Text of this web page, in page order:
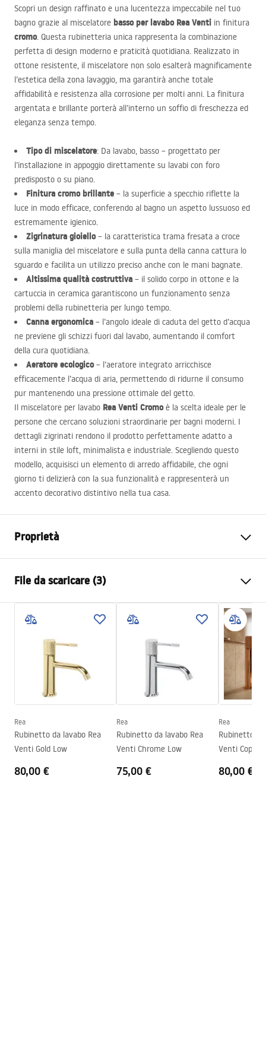
Scopri un design raffinato e una lucentezza impeccabile nel tuo
bagno grazie al miscelatore basso per lavabo Rea Venti in finitura
cromo. Questa rubinetteria unica rappresenta la combinazione
perfetta di design moderno e praticità quotidiana. Realizzato in
ottone resistente, il miscelatore non solo esalterà magnificamente
l’estetica della zona lavaggio, ma garantirà anche totale
affidabilità e resistenza alla corrosione per molti anni. La finitura
argentata e brillante porterà all’interno un soffio di freschezza ed
eleganza senza tempo.
Tipo di miscelatore: Da lavabo, basso – progettato per
l’installazione in appoggio direttamente su lavabi con foro
predisposto o su piano.
Finitura cromo brillante – la superficie a specchio riflette la
luce in modo efficace, conferendo al bagno un aspetto lussuoso ed
estremamente igienico.
Zigrinatura gioiello– la caratteristica trama fresata a croce
sulla maniglia del miscelatore e sulla punta della canna cattura lo
sguardo e facilita un utilizzo preciso anche con le mani bagnate.
Altissima qualità costruttiva – il solido corpo in ottone e la
cartuccia in ceramica garantiscono un funzionamento senza
problemi della rubinetteria per lungo tempo.
Canna ergonomica – l’angolo ideale di caduta del getto d’acqua
ne previene gli schizzi fuori dal lavabo, aumentando il comfort
della cura quotidiana.
Aeratore ecologico– l’aeratore integrato arricchisce
efficacemente l’acqua di aria, permettendo di ridurne il consumo
pur mantenendo una pressione ottimale del getto.
Il miscelatore per lavabo Rea Venti Cromoè la scelta ideale per le
persone che cercano soluzioni straordinarie per bagni moderni. I
dettagli zigrinati rendono il prodotto perfettamente adatto a
interni in stile loft, minimalista e industriale. Scegliendo questo
modello, acquisisci un elemento di arredo affidabile, che ogni
giorno ti delizierà con la sua funzionalità e rappresenterà un
accento decorativo distintivo nella tua casa.
Proprietà
Metodo di installazione
Colore
Cromo
Tipo di bocca
Fissa
Materiale
Ottone
Gamma beccuccio
mm
Tecnologia del rivestimento
Chrome plating
Diametro di connessione
Garanzia
5 anni
File da scaricare (3)
Condizioni di garanzia
Istruzioni di montaggio
faucet.pdf
Informazioni sulla sicurezza
Rea
Rubinetto da lavabo Rea
Venti Gold Low
80,00 €
Rea
Rubinetto da lavabo Rea
Venti Chrome Low
75,00 €
Rea
Rubinetto
Venti Copper
80,00 €